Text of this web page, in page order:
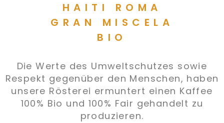
HAITI ROMA
GRAN MISCELA
BIO
Die Werte des Umweltschutzes sowie
Respekt gegenüber den Menschen, haben
unsere Rösterei ermuntert einen Kaffee
100% Bio und 100% Fair gehandelt zu
produzieren.